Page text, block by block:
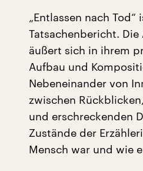
„Entlassen nach
Tatsachenbericht.
äußert sich in ihrem
Aufbau und
Nebeneinander von
zwischen
und erschreckenden
Zustände der
Mensch war und wie